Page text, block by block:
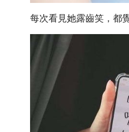
每次看見她露齒笑，都